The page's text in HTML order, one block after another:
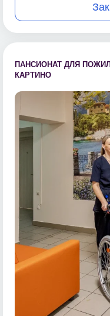
ПАНСИОНАТ ДЛЯ
КАРТИНО